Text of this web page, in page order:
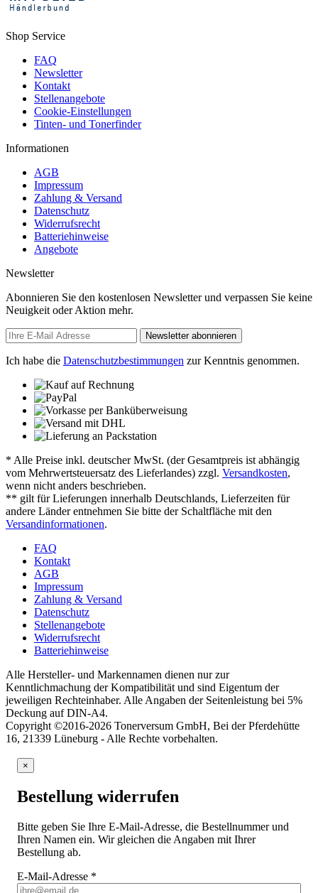
Shop Service
FAQ
Newsletter
Kontakt
Stellenangebote
Cookie-Einstellungen
Tinten- und Tonerfinder
Informationen
AGB
Impressum
Zahlung & Versand
Datenschutz
Widerrufsrecht
Batteriehinweise
Angebote
Newsletter
Abonnieren Sie den kostenlosen Newsletter und verpassen Sie keine
Neuigkeit oder Aktion mehr.
Newsletter abonnieren
Ich habe die Datenschutzbestimmungen zur Kenntnis genommen.
* Alle Preise inkl. deutscher MwSt. (der Gesamtpreis ist abhängig
vom Mehrwertsteuersatz des Lieferlandes) zzgl. Versandkosten,
wenn nicht anders beschrieben.
** gilt für Lieferungen innerhalb Deutschlands, Lieferzeiten für
andere Länder entnehmen Sie bitte der Schaltfläche mit den
Versandinformationen.
FAQ
Kontakt
AGB
Impressum
Zahlung & Versand
Datenschutz
Stellenangebote
Widerrufsrecht
Batteriehinweise
Alle Hersteller- und Markennamen dienen nur zur
Kenntlichmachung der Kompatibilität und sind Eigentum der
jeweiligen Rechteinhaber. Alle Angaben der Seitenleistung bei 5%
Deckung auf DIN-A4.
Copyright ©2016-2026 Tonerversum GmbH, Bei der Pferdehütte
16, 21339 Lüneburg - Alle Rechte vorbehalten.
×
Bestellung widerrufen
Bitte geben Sie Ihre E-Mail-Adresse, die Bestellnummer und
Ihren Namen ein. Wir gleichen die Angaben mit Ihrer
Bestellung ab.
E-Mail-Adresse *